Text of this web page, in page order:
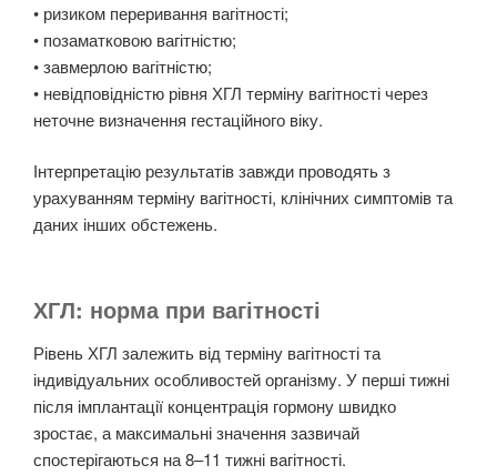
• ризиком переривання вагітності;
• позаматковою вагітністю;
• завмерлою вагітністю;
• невідповідністю рівня ХГЛ терміну вагітності через
неточне визначення гестаційного віку.
Інтерпретацію результатів завжди проводять з
урахуванням терміну вагітності, клінічних симптомів та
даних інших обстежень.
ХГЛ: норма при вагітності
Рівень ХГЛ залежить від терміну вагітності та
індивідуальних особливостей організму. У перші тижні
після імплантації концентрація гормону швидко
зростає, а максимальні значення зазвичай
спостерігаються на 8–11 тижні вагітності.